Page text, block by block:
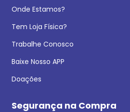
Onde Estamos?
Tem Loja Física?
Trabalhe Conosco
Baixe Nosso APP
Doações
Segurança na Compra